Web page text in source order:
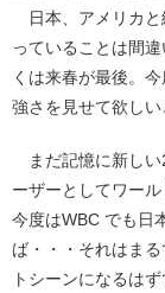
日本、アメリカと
っていることは間
くは来春が最後。
強さを見せて欲しい
まだ記憶に新し
ーザーとしてワー
今度はWBC でも日
ば・・・それはま
トシーンになるはず